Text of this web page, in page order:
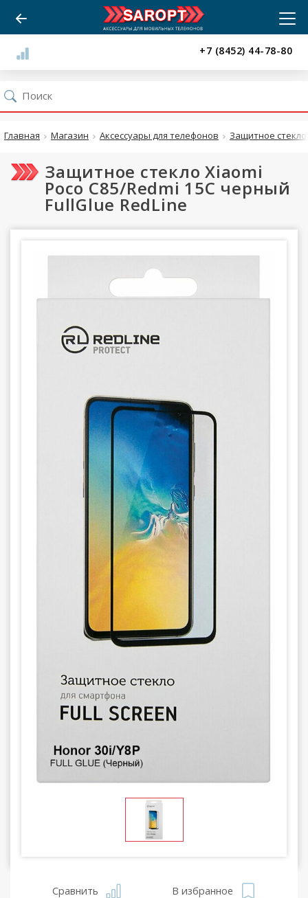
+7 (8452) 44-78-80
Главная Магазин Аксессуары для телефонов Защитное стекло
Защитное стекло Xiaomi
Poco C85/Redmi 15C черный
FullGlue RedLine
Сравнить В избранное